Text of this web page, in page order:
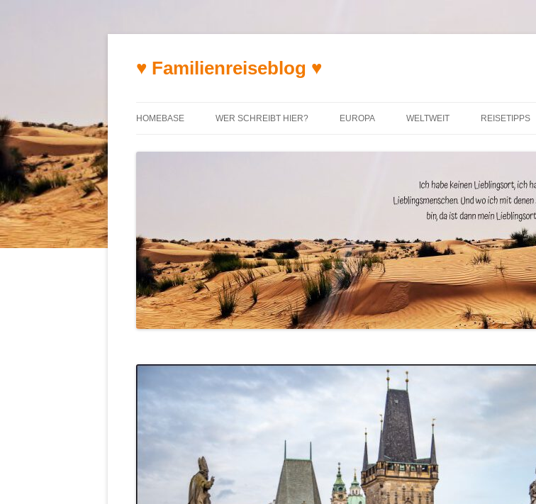
♥ Familienreiseblog ♥
HOMEBASE WER SCHREIBT HIER? EUROPA WELTWEIT REISETIPPS